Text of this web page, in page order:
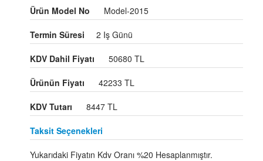
Ürün Model No Model-2015
Termin Süresi 2 Iş Günü
KDV Dahil Fiyatı 50680 TL
Ürünün Fiyatı 42233 TL
KDV Tutarı 8447 TL
Taksit Seçenekleri
Yukarıdaki Fiyatın Kdv Oranı %20 Hesaplanmıştır.